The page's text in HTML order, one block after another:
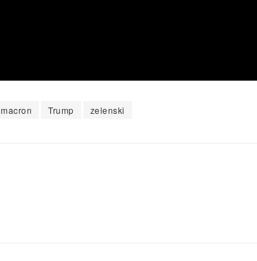
macron Trump zelenski